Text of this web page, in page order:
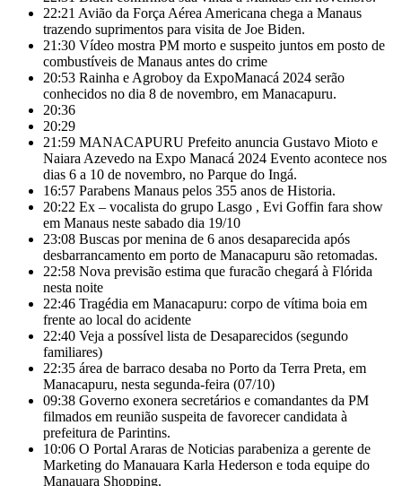
22:21 Avião da Força Aérea Americana chega a Manaus
trazendo suprimentos para visita de Joe Biden.
21:30 Vídeo mostra PM morto e suspeito juntos em posto de
combustíveis de Manaus antes do crime
20:53 Rainha e Agroboy da ExpoManacá 2024 serão
conhecidos no dia 8 de novembro, em Manacapuru.
20:36
20:29
21:59 MANACAPURU Prefeito anuncia Gustavo Mioto e
Naiara Azevedo na Expo Manacá 2024 Evento acontece nos
dias 6 a 10 de novembro, no Parque do Ingá.
16:57 Parabens Manaus pelos 355 anos de Historia.
20:22 Ex – vocalista do grupo Lasgo , Evi Goffin fara show
em Manaus neste sabado dia 19/10
23:08 Buscas por menina de 6 anos desaparecida após
desbarrancamento em porto de Manacapuru são retomadas.
22:58 Nova previsão estima que furacão chegará à Flórida
nesta noite
22:46 Tragédia em Manacapuru: corpo de vítima boia em
frente ao local do acidente
22:40 Veja a possível lista de Desaparecidos (segundo
familiares)
22:35 área de barraco desaba no Porto da Terra Preta, em
Manacapuru, nesta segunda-feira (07/10)
09:38 Governo exonera secretários e comandantes da PM
filmados em reunião suspeita de favorecer candidata à
prefeitura de Parintins.
10:06 O Portal Araras de Noticias parabeniza a gerente de
Marketing do Manauara Karla Hederson e toda equipe do
Manauara Shopping.